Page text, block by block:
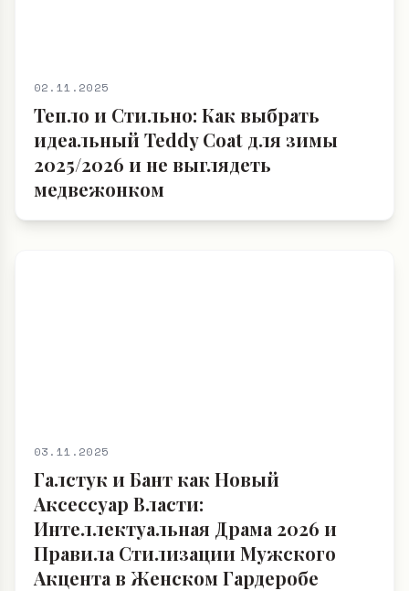
02.11.2025
Тепло и Стильно: Как выбрать
идеальный Teddy Coat для зимы
2025/2026 и не выглядеть
медвежонком
03.11.2025
Галстук и Бант как Новый
Аксессуар Власти:
Интеллектуальная Драма 2026 и
Правила Стилизации Мужского
Акцента в Женском Гардеробе